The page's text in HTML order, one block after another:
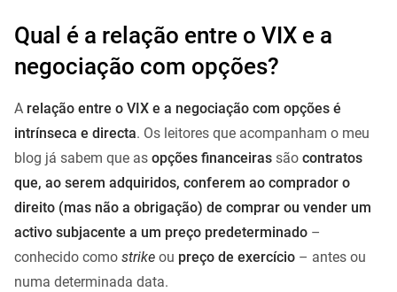
Qual é a relação entre o VIX e a
negociação com opções?
A relação entre o VIX e a negociação com opções é
intrínseca e directa. Os leitores que acompanham o meu
blog já sabem que as opções financeiras são contratos
que, ao serem adquiridos, conferem ao comprador o
direito (mas não a obrigação) de comprar ou vender um
activo subjacente a um preço predeterminado –
conhecido como strike ou preço de exercício – antes ou
numa determinada data.